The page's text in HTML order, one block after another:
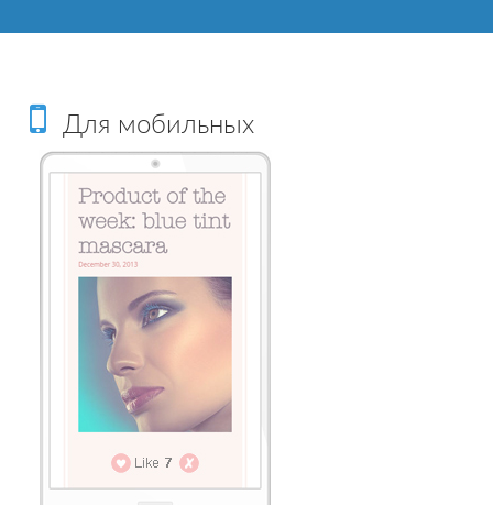
Для мобильных